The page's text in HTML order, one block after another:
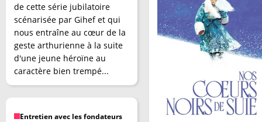
de cette série jubilatoire
scénarisée par Gihef et qui
nous entraîne au cœur de la
geste arthurienne à la suite
d'une jeune héroïne au
caractère bien trempé...
Entretien avec les fondateurs